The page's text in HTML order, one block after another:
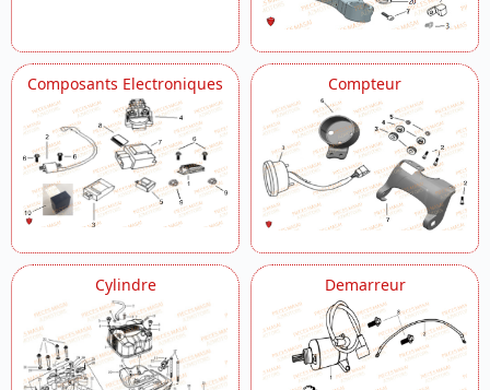
Composants Electroniques Compteur
Cylindre Demarreur